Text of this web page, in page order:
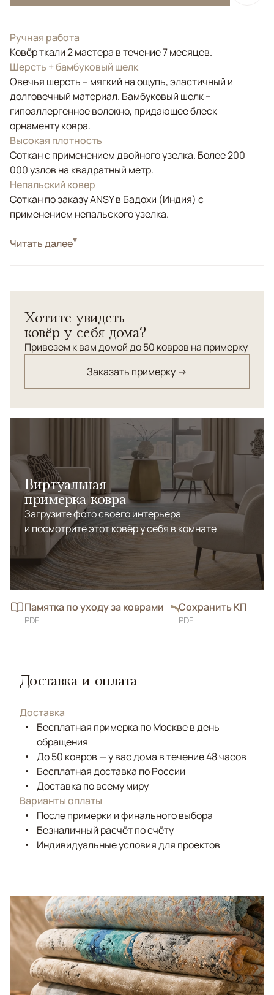
Ручная работа
Ковёр ткали 2 мастера в течение 7 месяцев.
Шерсть + бамбуковый шелк
Овечья шерсть – мягкий на ощупь, эластичный и
долговечный материал. Бамбуковый шелк –
гипоаллергенное волокно, придающее блеск
орнаменту ковра.
Высокая плотность
Соткан с применением двойного узелка. Более 200
000 узлов на квадратный метр.
Непальский ковер
Соткан по заказу ANSY в Бадохи (Индия) с
применением непальского узелка.
СтильКлассические
винтажными "пятнами" создаст в домашнем дизайне
нечто впечатляющее.
Читать далее
Хотите увидеть
ковёр у себя дома?
Привезем к вам домой до 50 ковров на примерку
Заказать примерку →
Виртуальная
примерка ковра
Загрузите фото своего интерьера
и посмотрите этот ковёр у себя в комнате
Памятка по уходу за коврами
PDF
Сохранить КП
PDF
Доставка и оплата
Доставка
Бесплатная примерка по Москве в день
обращения
До 50 ковров — у вас дома в течение 48 часов
Бесплатная доставка по России
Доставка по всему миру
Варианты оплаты
После примерки и финального выбора
Безналичный расчёт по счёту
Индивидуальные условия для проектов